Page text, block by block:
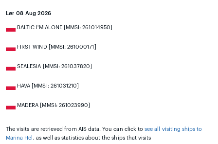
Lør 08 Aug 2026
BALTIC I'M ALONE [MMSI: 261014950]
FIRST WIND [MMSI: 261000171]
SEALESIA [MMSI: 261037820]
HAVA [MMSI: 261031210]
MADERA [MMSI: 261023990]
The visits are retrieved from AIS data. You can click tosee all visiting ships to
Marina Hel , as well as statistics about the ships that visits